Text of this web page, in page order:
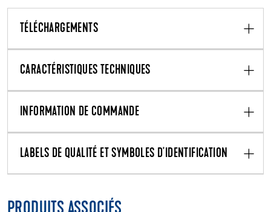
TÉLÉCHARGEMENTS
CARACTÉRISTIQUES TECHNIQUES
INFORMATION DE COMMANDE
LABELS DE QUALITÉ ET SYMBOLES D'IDENTIFICATION